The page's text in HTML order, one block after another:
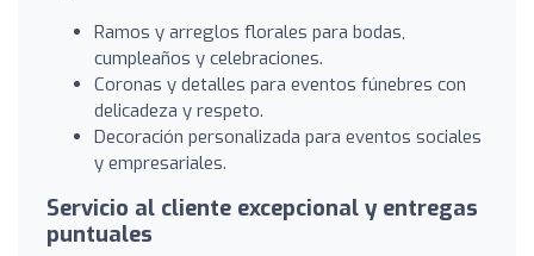
Ramos y arreglos florales para bodas,
cumpleaños y celebraciones.
Coronas y detalles para eventos fúnebres con
delicadeza y respeto.
Decoración personalizada para eventos sociales
y empresariales.
Servicio al cliente excepcional y entregas
puntuales